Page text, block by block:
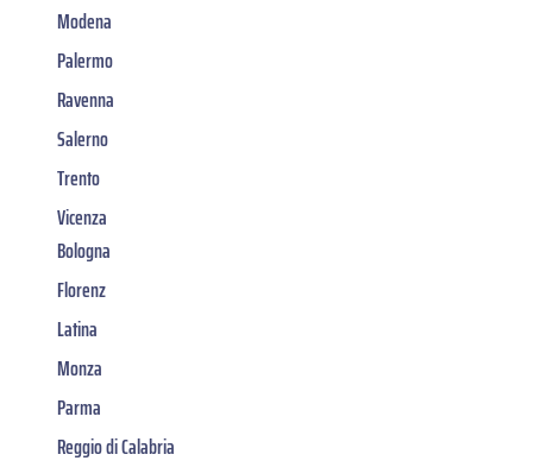
Modena
Palermo
Ravenna
Salerno
Trento
Vicenza
Bologna
Florenz
Latina
Monza
Parma
Reggio di Calabria